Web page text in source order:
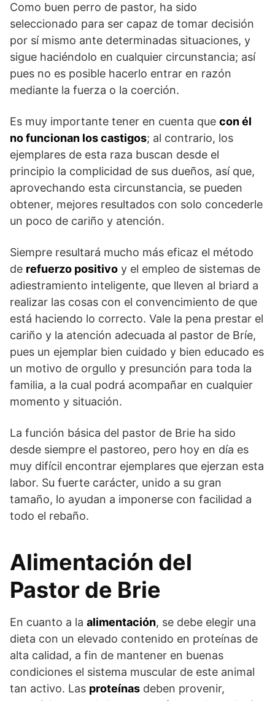
Como buen perro de pastor, ha sido
seleccionado para ser capaz de tomar decisión
por sí mismo ante determinadas situaciones, y
sigue haciéndolo en cualquier circunstancia; así
pues no es posible hacerlo entrar en razón
mediante la fuerza o la coerción.
Es muy importante tener en cuenta que con él
no funcionan los castigos; al contrario, los
ejemplares de esta raza buscan desde el
principio la complicidad de sus dueños, así que,
aprovechando esta circunstancia, se pueden
obtener, mejores resultados con solo concederle
un poco de cariño y atención.
Siempre resultará mucho más eficaz el método
de refuerzo positivo y el empleo de sistemas de
adiestramiento inteligente, que lleven al briard a
realizar las cosas con el convencimiento de que
está haciendo lo correcto. Vale la pena prestar el
cariño y la atención adecuada al pastor de Bríe,
pues un ejemplar bien cuidado y bien educado es
un motivo de orgullo y presunción para toda la
familia, a la cual podrá acompañar en cualquier
momento y situación.
La función básica del pastor de Brie ha sido
desde siempre el pastoreo, pero hoy en día es
muy difícil encontrar ejemplares que ejerzan esta
labor. Su fuerte carácter, unido a su gran
tamaño, lo ayudan a imponerse con facilidad a
todo el rebaño.
Alimentación del
Pastor de Brie
En cuanto a la alimentación, se debe elegir una
dieta con un elevado contenido en proteínas de
alta calidad, a fin de mantener en buenas
condiciones el sistema muscular de este animal
tan activo. Las proteínas deben provenir,